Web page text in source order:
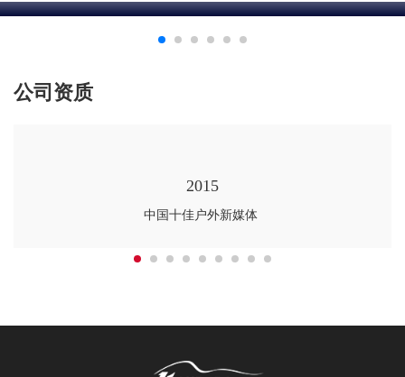
公司资质
2015
中国十佳户外新媒体